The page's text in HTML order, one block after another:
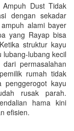
Dust Tidak
dengan sekadar
alami bayer
yang Rayap bisa
struktur kayu
lubang-lubang kecil
permasalahan
rumah tidak
penggerogot kayu
rusak parah.
hama kini
efisien.